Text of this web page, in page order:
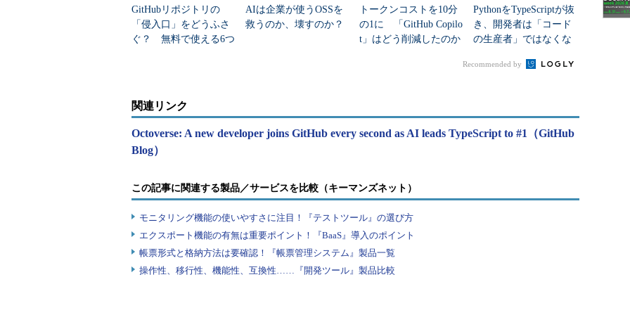
GitHubリポジトリの
「侵入口」をどうふさ
ぐ？ 無料で使える6つ
AIは企業が使うOSSを
救うのか、壊すのか？
トークンコストを10分
の1に 「GitHub Copilo
t」はどう削減したのか
PythonをTypeScriptが抜
き、開発者は「コード
の生産者」ではなくな
Recommended by
関連リンク
Octoverse: A new developer joins GitHub every second as AI leads TypeScript to #1（GitHub
Blog）
この記事に関連する製品／サービスを比較（キーマンズネット）
モニタリング機能の使いやすさに注目！『テストツール』の選び方
エクスポート機能の有無は重要ポイント！『BaaS』導入のポイント
帳票形式と格納方法は要確認！『帳票管理システム』製品一覧
操作性、移行性、機能性、互換性……『開発ツール』製品比較